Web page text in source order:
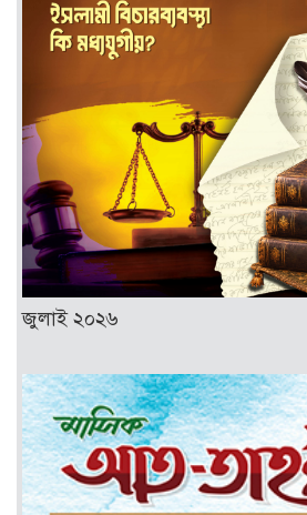
জুলাই ২০২৬